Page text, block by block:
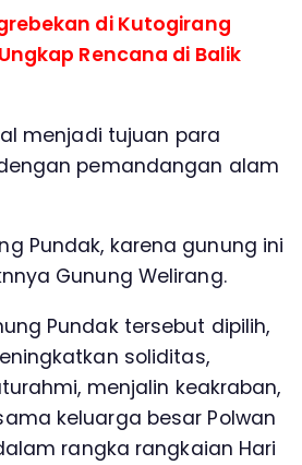
di Kutogirang
Rencana di Balik
menjadi tujuan para
pemandangan alam
Pundak, karena gunung ini
Gunung Welirang.
Pundak tersebut dipilih,
soliditas,
menjalin keakraban,
keluarga besar Polwan
rangka rangkaian Hari